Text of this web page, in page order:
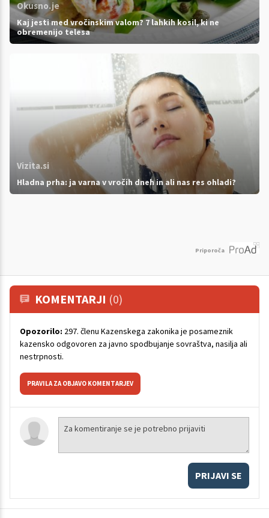
Okusno.je
Kaj jesti med vročinskim valom? 7 lahkih kosil, ki ne
obremenijo telesa
Vizita.si
Hladna prha: ja varna v vročih dneh in ali nas res ohladi?
Priporoča
KOMENTARJI (0)
Opozorilo: 297. členu Kazenskega zakonika je posameznik
kazensko odgovoren za javno spodbujanje sovraštva, nasilja ali
nestrpnosti.
PRAVILA ZA OBJAVO KOMENTARJEV
PRIJAVI SE